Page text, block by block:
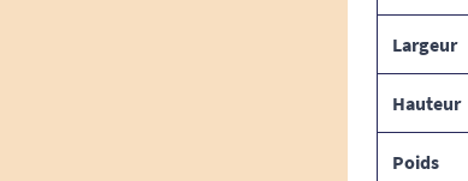
Largeur
Hauteur
Poids